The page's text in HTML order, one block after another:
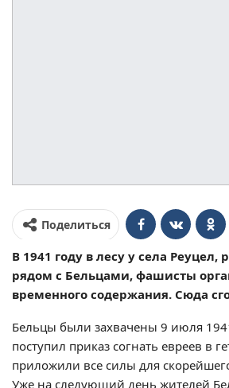
Поделиться
В 1941 году в лесу у села
рядом с Бельцами, фашисты
временного содержания. Сюда
Бельцы были захвачены 9 июля
поступил приказ согнать евреев в
приложили все силы для
Уже на следующий день жителей